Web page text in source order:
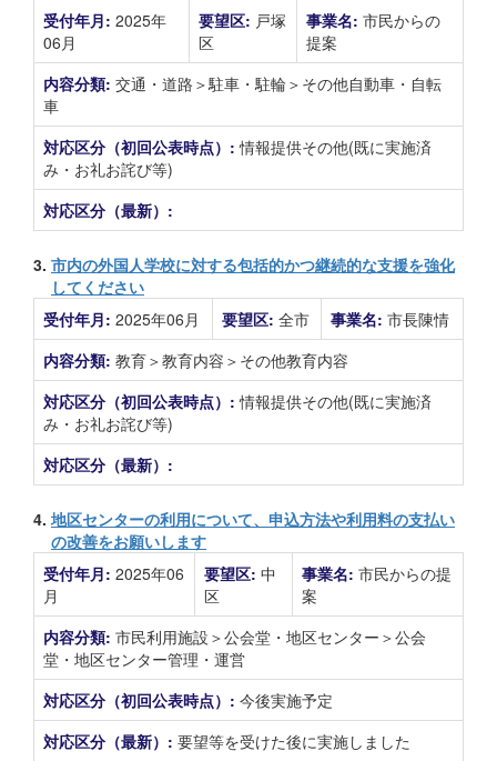
受付年月: 2025年
06月
要望区: 戸塚
区
事業名: 市民からの
提案
内容分類: 交通・道路＞駐車・駐輪＞その他自動車・自転
車
対応区分（初回公表時点）:情報提供その他(既に実施済
み・お礼お詫び等)
対応区分（最新）:
3. 市内の外国人学校に対する包括的かつ継続的な支援を強化
してください
受付年月: 2025年06月 要望区: 全市 事業名: 市長陳情
内容分類: 教育＞教育内容＞その他教育内容
対応区分（初回公表時点）:情報提供その他(既に実施済
み・お礼お詫び等)
対応区分（最新）:
4. 地区センターの利用について、申込方法や利用料の支払い
の改善をお願いします
受付年月: 2025年06
月
要望区: 中
区
事業名: 市民からの提
案
内容分類: 市民利用施設＞公会堂・地区センター＞公会
堂・地区センター管理・運営
対応区分（初回公表時点）: 今後実施予定
対応区分（最新）: 要望等を受けた後に実施しました